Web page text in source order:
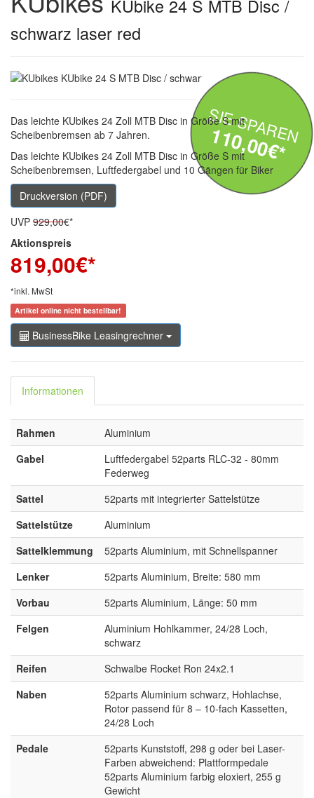
KUbike 24 S MTB Disc /
schwarz laser red
SIE SPAREN
110,00€*
Das leichte KUbikes 24 Zoll MTB Disc in Größe S mit
Scheibenbremsen ab 7 Jahren.
Das leichte KUbikes 24 Zoll MTB Disc in Größe S mit
Scheibenbremsen, Luftfedergabel und 10 Gängen für Biker
Druckversion (PDF)
UVP 929,00€*
Aktionspreis
819,00€*
*inkl. MwSt
Artikel online nicht bestellbar!
BusinessBike Leasingrechner
Informationen
Rahmen
Aluminium
Gabel
Luftfedergabel 52parts RLC-32 - 80mm
Federweg
Sattel
52parts mit integrierter Sattelstütze
Sattelstütze
Aluminium
Sattelklemmung
52parts Aluminium, mit Schnellspanner
Lenker
52parts Aluminium, Breite: 580 mm
Vorbau
52parts Aluminium, Länge: 50 mm
Felgen
Aluminium Hohlkammer, 24/28 Loch,
schwarz
Reifen
Schwalbe Rocket Ron 24x2.1
Naben
52parts Aluminium schwarz, Hohlachse,
Rotor passend für 8 – 10-fach Kassetten,
24/28 Loch
Pedale
52parts Kunststoff, 298 g oder bei Laser-
Farben abweichend: Plattformpedale
52parts Aluminium farbig eloxiert, 255 g
Gewicht